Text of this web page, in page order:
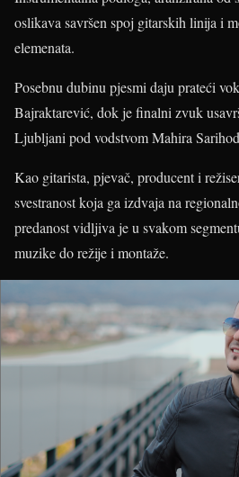
oslikava savršen spoj gitarskih linija i
elemenata.
Posebnu dubinu pjesmi daju prateći
Bajraktarević, dok je finalni zvuk
Ljubljani pod vodstvom Mahira
Kao gitarista, pjevač, producent i
svestranost koja ga izdvaja na
predanost vidljiva je u svakom
muzike do režije i montaže.